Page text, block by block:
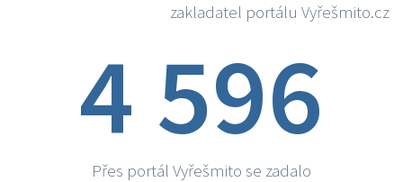
zakladatel portálu Vyřešmito.cz
4 596
Přes portál Vyřešmito se zadalo